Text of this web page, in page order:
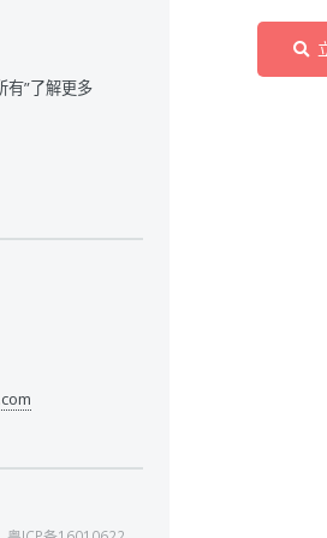
有”了解更多